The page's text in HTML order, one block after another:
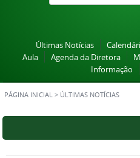
Últimas Notícias
Aula
Agenda da Diretora
Informação
PÁGINA INICIAL > ÚLTIMAS NOTÍCIAS